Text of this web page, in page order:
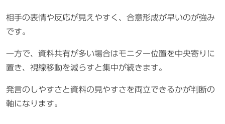
相手の表情や反応が見えやすく、合意形成が早いのが強み
です。
一方で、資料共有が多い場合はモニター位置を中央寄りに
置き、視線移動を減らすと集中が続きます。
発言のしやすさと資料の見やすさを両立できるかが判断の
軸になります。